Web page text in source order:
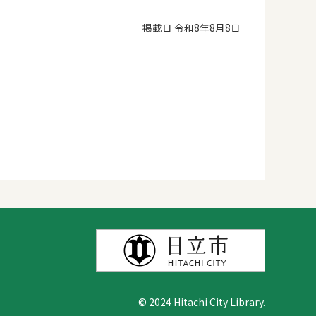
掲載日 令和8年8月8日
© 2024 Hitachi City Library.